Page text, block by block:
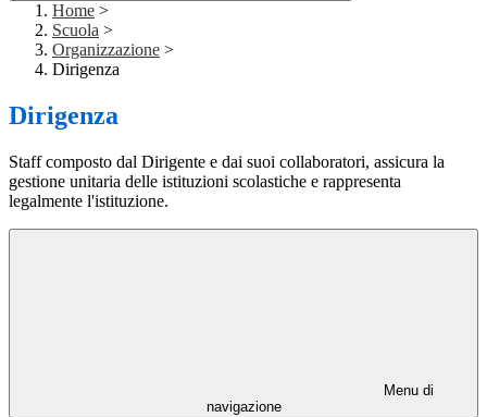
Home >
Scuola >
Organizzazione >
Dirigenza
Dirigenza
Staff composto dal Dirigente e dai suoi collaboratori, assicura la
gestione unitaria delle istituzioni scolastiche e rappresenta
legalmente l'istituzione.
Menu di
navigazione